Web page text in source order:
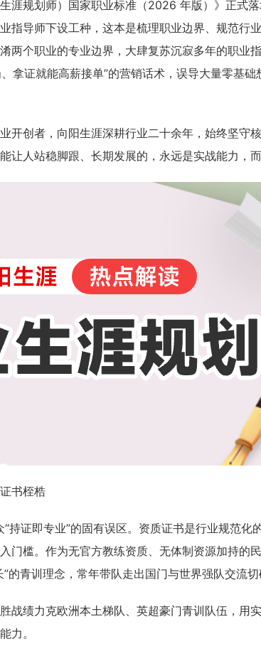
涯规划师）国家职业标准（2026 年版）》正式
指导师下设工种，这本是梳理职业边界、规范行
两个职业的专业边界，大肆复苏沉寂多年的职业
拿证就能高薪接单”的营销话术，误导大量零基础
开创者，向阳生涯深耕行业二十余年，始终坚守核
人站稳脚跟、长期发展的，永远是实战能力，而
书桎梏
持证即专业”的固有误区。资质证书是行业规范化
门槛。作为无官方教练资质、无体制资源加持的
青训理念，常年带队走出国门与世界强队交流切
战绩力克欧洲本土梯队、英超豪门青训队伍，用
力。
咨询客
CCP学
CCDM